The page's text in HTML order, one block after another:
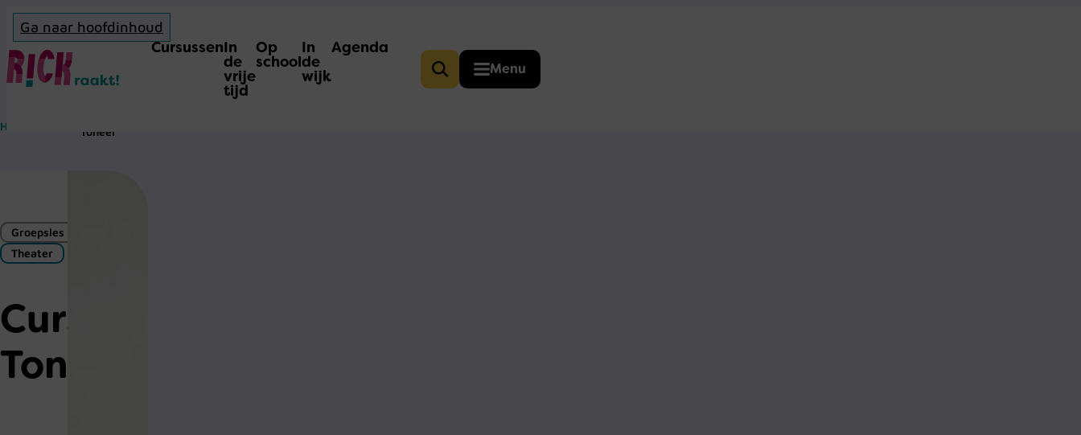
Ga naar hoofdinhoud
HomeCursussenIn
de
vrije
tijd
Op
school
In
de
wijk
Agenda
ZoekenMenu
Home
Toneel
Groepsles
Theater
Cursus
Toneel